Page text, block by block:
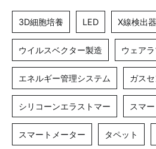
3D細胞培養 LED X線検出器
ウイルスベクター製造 ウェア
エネルギー管理システム ガス
シリコーンエラストマー スマ
スマートメーター タペット